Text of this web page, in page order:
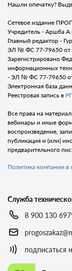
Нашли опечатку?
Сетевое издание
Учредитель - Аршба
Главный редактор -
ЭЛ № ФС 77-79650 от
Зарегистрировано
информационных
- ЭЛ № ФС 77-79650
Электронная база
Реестровая запись в
Все права на
вебинары и иные
воспроизведение,
публикация и (или)
предварительного
Политика компании
Служба
8 900 130
подписаться